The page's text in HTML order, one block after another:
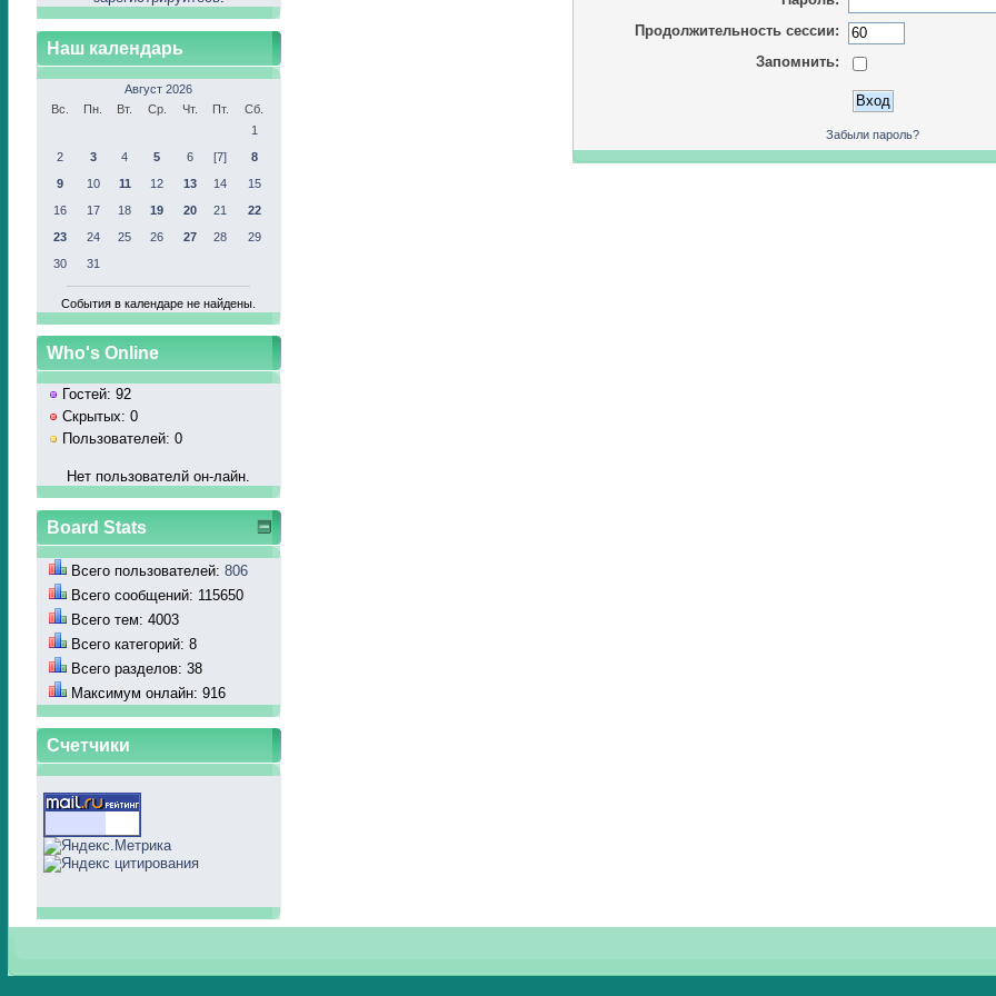
Наш календарь
Август 2026
Вс.
Пн. Вт. Ср. Чт. Пт.
Сб.
1
2
3 4 5 6 [7]
8
9
10 11 12 13 14
15
16
17 18 19 20 21
22
23
24 25 26 27 28
29
30
31
События в календаре не найдены.
Who's Online
Гостей: 92
Скрытых: 0
Пользователей: 0
Нет пользователй он-лайн.
Board Stats
Всего пользователей:806
Всего сообщений: 115650
Всего тем: 4003
Всего категорий: 8
Всего разделов: 38
Максимум онлайн: 916
Счетчики
Продолжительность сессии:
Запомнить:
Забыли пароль?